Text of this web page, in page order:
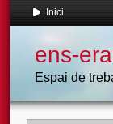
Inici
ens-
Espai de